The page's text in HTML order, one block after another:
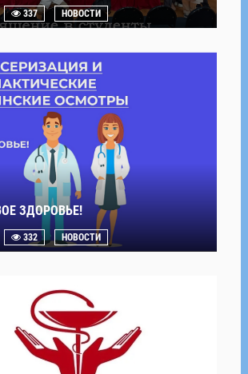
337 НОВОСТИ
ЗДОРОВЬЕ!
332 НОВОСТИ